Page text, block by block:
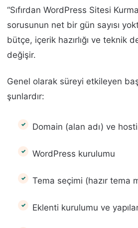
“Sıfırdan WordPress Sitesi
sorusunun net bir gün sayısı
bütçe, içerik hazırlığı ve teknik
değişir.
Genel olarak süreyi etkileyen
şunlardır:
Domain (alan adı) ve
WordPress kurulumu
Tema seçimi (hazır tema
Eklenti kurulumu ve